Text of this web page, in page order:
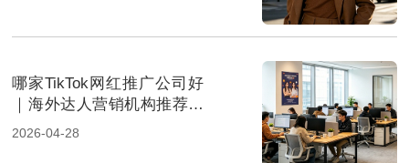
哪家TikTok网红推广公司好
｜海外达人营销机构推荐指
南
2026-04-28